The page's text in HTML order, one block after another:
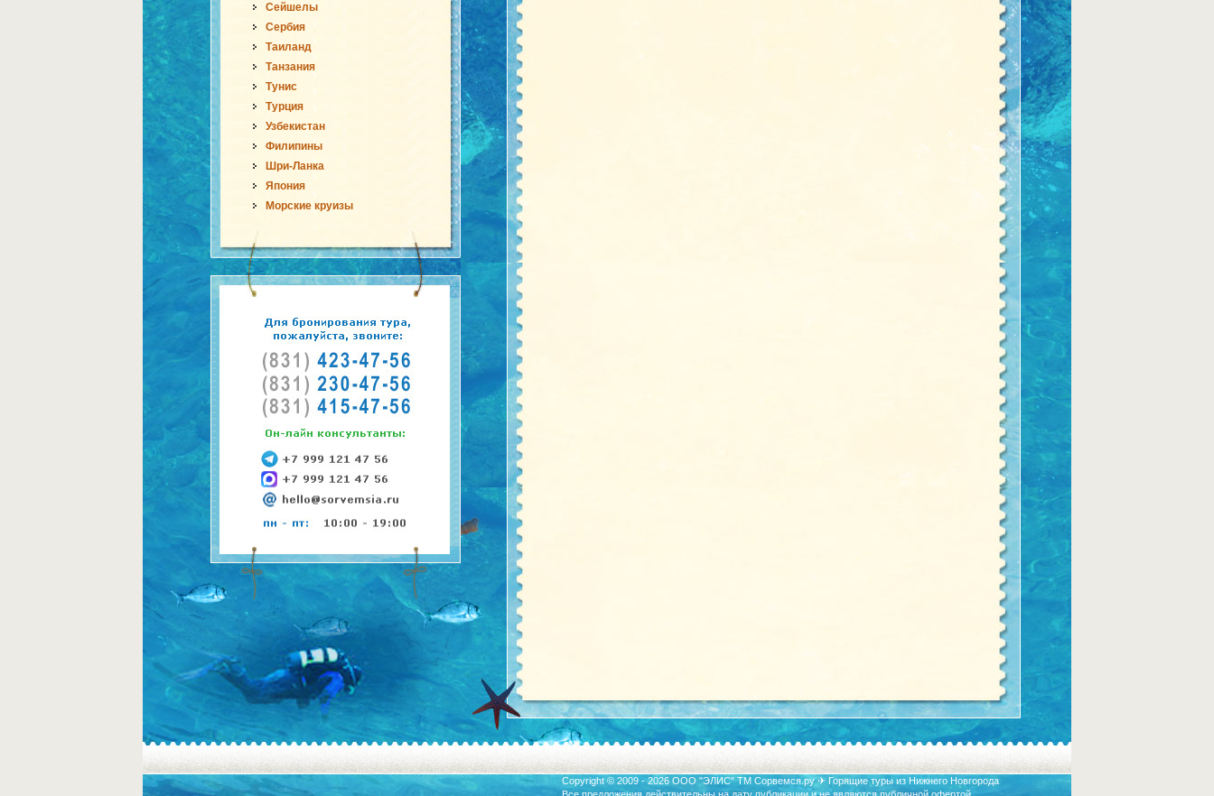
Сейшелы
Сербия
Таиланд
Танзания
Тунис
Турция
Узбекистан
Филипины
Шри-Ланка
Япония
Морские круизы
Copyright © 2009 - 2026 ООО "ЭЛИС" ТМ Сорвемся.ру ✈ Горящие туры из Нижнего Новгорода